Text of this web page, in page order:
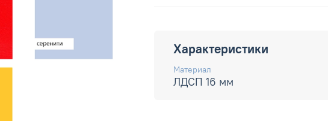
Характеристики
Материал
ЛДСП 16 мм